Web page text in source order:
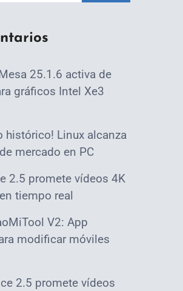
25.1.6 activa de
gráficos Intel Xe3
histórico! Linux alcanza
mercado en PC
2.5 promete vídeos 4K
tiempo real
V2: App
modificar móviles
2.5 promete vídeos